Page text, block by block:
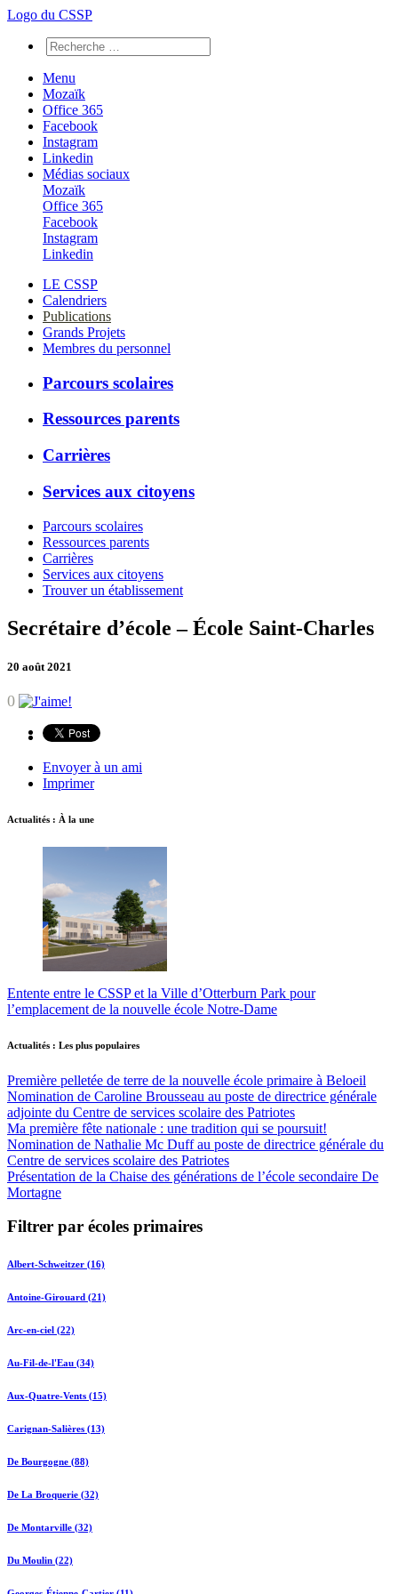
Logo du CSSP
Menu
Mozaïk
Office 365
Facebook
Instagram
Linkedin
Médias sociaux
Mozaïk
Office 365
Facebook
Instagram
Linkedin
LE CSSP
Calendriers
Publications
Grands Projets
Membres du personnel
Parcours scolaires
Ressources parents
Carrières
Services aux citoyens
Parcours scolaires
Ressources parents
Carrières
Services aux citoyens
Trouver un établissement
Secrétaire d’école – École Saint-Charles
20 août 2021
0
Envoyer à un ami
Imprimer
Actualités : À la une
Entente entre le CSSP et la Ville d’Otterburn Park pour
l’emplacement de la nouvelle école Notre-Dame
Actualités : Les plus populaires
Première pelletée de terre de la nouvelle école primaire à Beloeil
Nomination de Caroline Brousseau au poste de directrice générale
adjointe du Centre de services scolaire des Patriotes
Ma première fête nationale : une tradition qui se poursuit!
Nomination de Nathalie Mc Duff au poste de directrice générale du
Centre de services scolaire des Patriotes
Présentation de la Chaise des générations de l’école secondaire De
Mortagne
Filtrer par écoles primaires
Albert-Schweitzer (16)
Antoine-Girouard (21)
Arc-en-ciel (22)
Au-Fil-de-l'Eau (34)
Aux-Quatre-Vents (15)
Carignan-Salières (13)
De Bourgogne (88)
De La Broquerie (32)
De Montarville (32)
Du Moulin (22)